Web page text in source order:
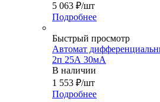
5 063 ₽/шт
Подробнее
Быстрый просмотр
Автомат
2п 25А 30мА
В наличии
1 553 ₽/шт
Подробнее